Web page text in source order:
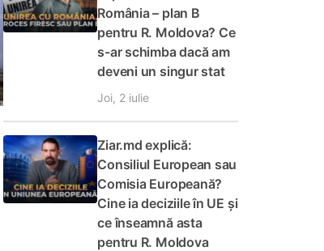
România – plan B
pentru R. Moldova? Ce
s-ar schimba dacă am
deveni un singur stat
Joi, 2 iulie
Ziar.md explică:
Consiliul European sau
Comisia Europeană?
Cine ia deciziile în UE și
ce înseamnă asta
pentru R. Moldova